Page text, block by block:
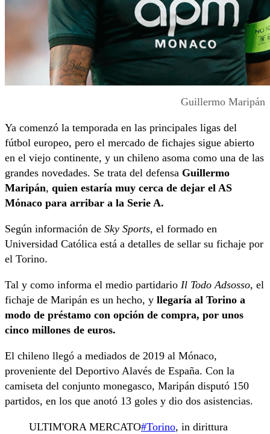
Guillermo Maripán
Ya comenzó la temporada en las principales ligas del
fútbol europeo, pero el mercado de fichajes sigue abierto
en el viejo continente, y un chileno asoma como una de las
grandes novedades. Se trata del defensa Guillermo
Maripán, quien estaría muy cerca de dejar el AS
Mónaco para arribar a la Serie A.
Según información de Sky Sports, el formado en
Universidad Católica está a detalles de sellar su fichaje por
el Torino.
Tal y como informa el medio partidario Il Todo Adsosso, el
fichaje de Maripán es un hecho, y llegaría al Torino a
modo de préstamo con opción de compra, por unos
cinco millones de euros.
El chileno llegó a mediados de 2019 al Mónaco,
proveniente del Deportivo Alavés de España. Con la
camiseta del conjunto monegasco, Maripán disputó 150
partidos, en los que anotó 13 goles y dio dos asistencias.
ULTIM'ORA MERCATO#Torino, in dirittura